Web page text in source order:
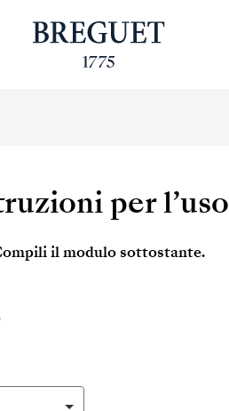
per l’uso
il modulo sottostante.